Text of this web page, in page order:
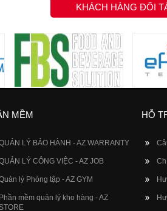
KHÁCH HÀNG ĐỐI
MỀM
LÝ BẢO HÀNH - AZ WARRANTY
LÝ CÔNG VIỆC - AZ JOB
lý Phòng tập - AZ GYM
Phần mềm quản lý kho hàng - AZ
HỖ